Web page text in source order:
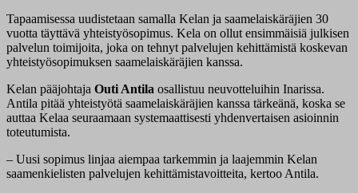
Tapaamisessa uudistetaan samalla Kelan ja saamelaiskäräjien 30
vuotta täyttävä yhteistyösopimus. Kela on ollut ensimmäisiä julkisen
palvelun toimijoita, joka on tehnyt palvelujen kehittämistä koskevan
yhteistyösopimuksen saamelaiskäräjien kanssa.
Kelan pääjohtaja Outi Antila osallistuu neuvotteluihin Inarissa.
Antila pitää yhteistyötä saamelaiskäräjien kanssa tärkeänä, koska se
auttaa Kelaa seuraamaan systemaattisesti yhdenvertaisen asioinnin
toteutumista.
– Uusi sopimus linjaa aiempaa tarkemmin ja laajemmin Kelan
saamenkielisten palvelujen kehittämistavoitteita, kertoo Antila.